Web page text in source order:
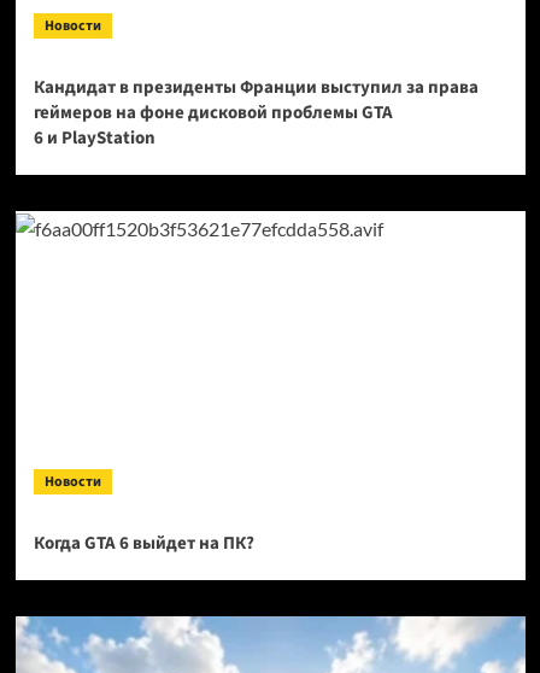
Новости
Кандидат в президенты Франции выступил за права
геймеров на фоне дисковой проблемы GTA
6 и PlayStation
Новости
Когда GTA 6 выйдет на ПК?